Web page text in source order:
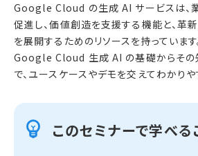
Google Cloud の生成 AI サービスは、
促進し、価値創造を支援する機能と、革
を展開するためのリソースを持っています
Google Cloud 生成 AI の基礎からその
で、ユースケースやデモを交えてわかりや
このセミナーで学べる